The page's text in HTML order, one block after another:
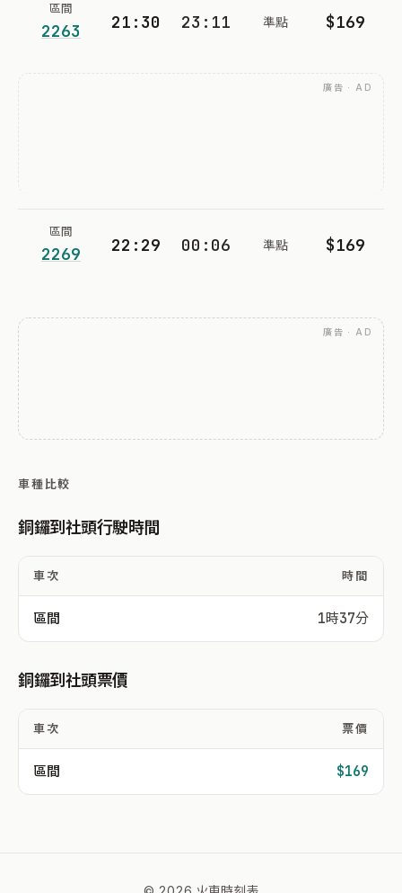
區間
2263 21:30 23:11 準點 $169
廣告 · AD
區間
2269 22:29 00:06 準點 $169
廣告 · AD
車種比較
銅鑼到社頭行駛時間
車次 時間
區間 1時37分
銅鑼到社頭票價
車次 票價
區間 $169